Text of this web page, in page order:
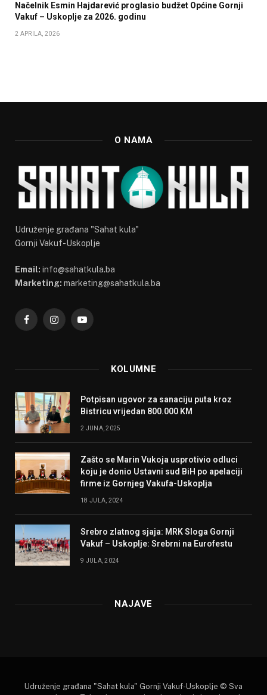
Načelnik Esmin Hajdarević proglasio budžet Općine Gornji
Vakuf – Uskoplje za 2026. godinu
2 APRILA, 2026
O NAMA
Udruženje građana "Sahat kula"
Gornji Vakuf-Uskoplje
Email: info@sahatkula.ba
Marketing: marketing@sahatkula.ba
FacebookInstagramYouTube
KOLUMNE
Potpisan ugovor za sanaciju puta kroz
Bistricu vrijedan 800.000 KM
2 JUNA, 2025
Zašto se Marin Vukoja usprotivio odluci
koju je donio Ustavni sud BiH po apelaciji
firme iz Gornjeg Vakufa-Uskoplja
18 JULA, 2024
Srebro zlatnog sjaja: MRK Sloga Gornji
Vakuf – Uskoplje: Srebrni na Eurofestu
9 JULA, 2024
NAJAVE
Udruženje građana "Sahat kula" Gornji Vakuf-Uskoplje © Sva